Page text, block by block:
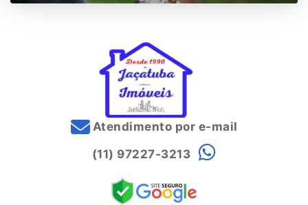
Atendimento por e-mail
(11) 97227-3213